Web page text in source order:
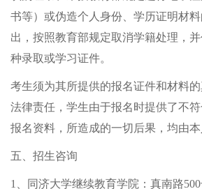
书等）或伪造个人身份、学历证明材
出，按照教育部规定取消学籍处理，
种录取或学习证件。
考生须为其所提供的报名证件和材料
法律责任，学生由于报名时提供了不
报名资料，所造成的一切后果，均由本
五、招生咨询
1、同济大学继续教育学院：真南路